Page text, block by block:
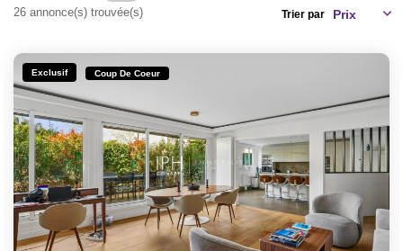
26 annonce(s) trouvée(s) Trier par
Exclusif Coup De Coeur